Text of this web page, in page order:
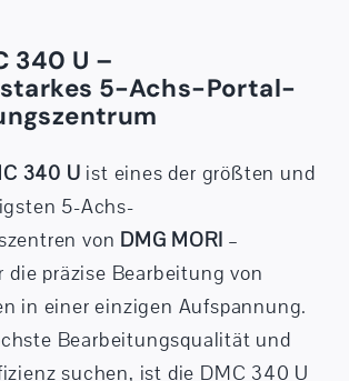
340 U –
5-Achs-Portal-
340 U ist eines der größten und
5-Achs-
von DMG MORI –
die präzise Bearbeitung von
in einer einzigen Aufspannung.
Bearbeitungsqualität und
suchen, ist die DMC 340 U